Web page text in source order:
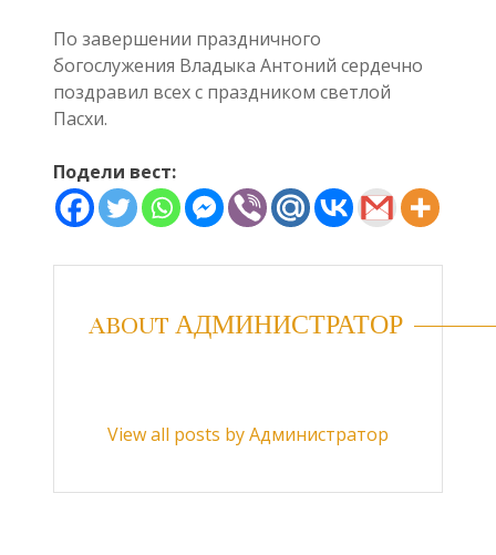
По завершении праздничного
богослужения Владыка Антоний сердечно
поздравил всех с праздником светлой
Пасхи.
Подели вест:
ABOUT АДМИНИСТРАТОР
View all posts by Администратор